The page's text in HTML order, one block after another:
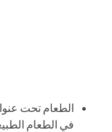
الطعام تحت
في الطعام